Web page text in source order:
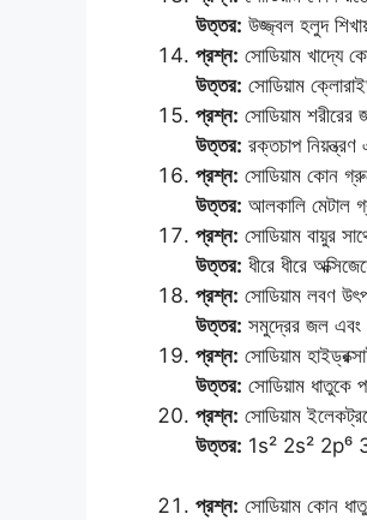
উত্তর: উজ্জ্বল হলুদ
প্রশ্ন: সোডিয়াম খাদ্যে
উত্তর: সোডিয়াম
প্রশ্ন: সোডিয়াম
উত্তর: রক্তচাপ
প্রশ্ন: সোডিয়াম কোন
উত্তর: আলকালি
প্রশ্ন: সোডিয়াম বায়ুর
উত্তর: ধীরে ধীরে
প্রশ্ন: সোডিয়াম লবণ
উত্তর: সমুদ্রের জল
প্রশ্ন: সোডিয়াম
উত্তর: সোডিয়াম ধাতুকে
প্রশ্ন: সোডিয়াম
উত্তর: 1s² 2s² 2p⁶
প্রশ্ন: সোডিয়াম কোন